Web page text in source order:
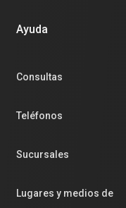
Ayuda
Consultas
Teléfonos
Sucursales
Lugares y medios de